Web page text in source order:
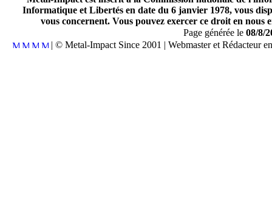
Informatique et Libertés en date du 6 janvier 1978, vous
vous concernent. Vous pouvez exercer ce droit en
Page générée le 08/8/
| © Metal-Impact Since 2001 | Webmaster et Rédacteur